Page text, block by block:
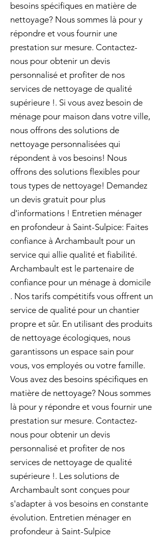
besoins spécifiques en matière de
nettoyage? Nous sommes là pour y
répondre et vous fournir une
prestation sur mesure. Contactez-
nous pour obtenir un devis
personnalisé et profiter de nos
services de nettoyage de qualité
supérieure !. Si vous avez besoin de
ménage pour maison dans votre ville,
nous offrons des solutions de
nettoyage personnalisées qui
répondent à vos besoins! Nous
offrons des solutions flexibles pour
tous types de nettoyage! Demandez
un devis gratuit pour plus
d'informations ! Entretien ménager
en profondeur à Saint-Sulpice: Faites
confiance à Archambault pour un
service qui allie qualité et fiabilité.
Archambault est le partenaire de
confiance pour un ménage à domicile
. Nos tarifs compétitifs vous offrent un
service de qualité pour un chantier
propre et sûr. En utilisant des produits
de nettoyage écologiques, nous
garantissons un espace sain pour
vous, vos employés ou votre famille.
Vous avez des besoins spécifiques en
matière de nettoyage? Nous sommes
là pour y répondre et vous fournir une
prestation sur mesure. Contactez-
nous pour obtenir un devis
personnalisé et profiter de nos
services de nettoyage de qualité
supérieure !. Les solutions de
Archambault sont conçues pour
s'adapter à vos besoins en constante
évolution. Entretien ménager en
profondeur à Saint-Sulpice